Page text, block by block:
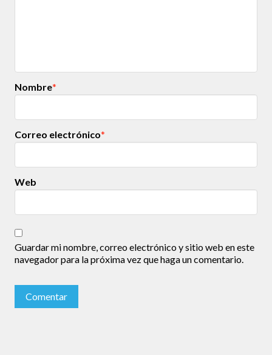
Nombre*
Correo electrónico*
Web
Guardar mi nombre, correo electrónico y sitio web en este
navegador para la próxima vez que haga un comentario.